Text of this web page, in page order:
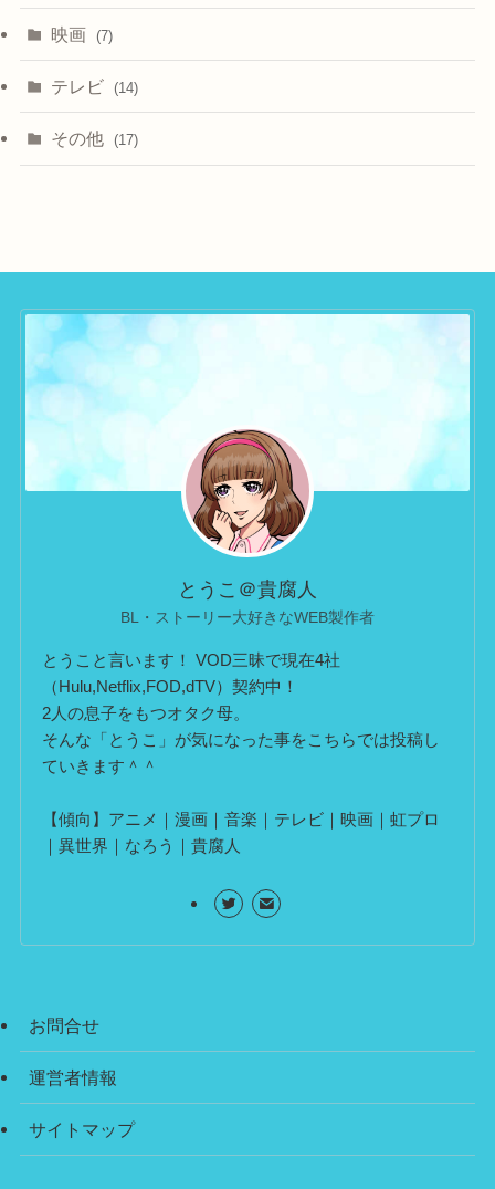
映画 (7)
テレビ (14)
その他 (17)
とうこ＠貴腐人
BL・ストーリー大好きなWEB製作者
とうこと言います！ VOD三昧で現在4社
（Hulu,Netflix,FOD,dTV）契約中！
2人の息子をもつオタク母。
そんな「とうこ」が気になった事をこちらでは投稿し
ていきます＾＾
【傾向】アニメ｜漫画｜音楽｜テレビ｜映画｜虹プロ
｜異世界｜なろう｜貴腐人
お問合せ
運営者情報
サイトマップ